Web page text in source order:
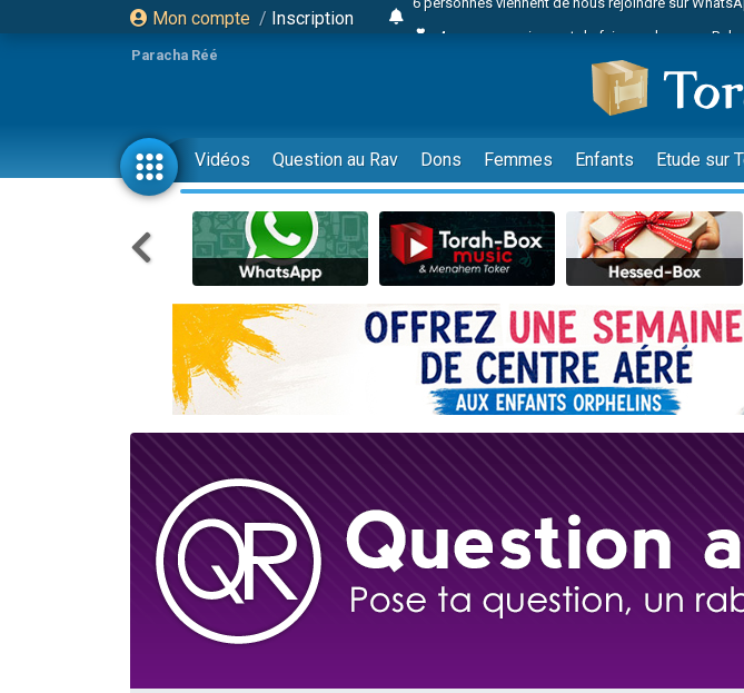
Mon compte / Inscription
4 personnes viennent de faire un don pour
17 personnes viennent de demander une
4 personnes viennent de nous rejoindre sur
Il reste 49 places pour étudier en groupe sur
23 personnes viennent de faire un don pour
Eva vient de donner son Maasser
4 personnes viennent de nous rejoindre sur
3 personnes viennent de nous rejoindre sur
3 personnes viennent de faire un don pour 5
Odaya vient de donner son Maasser
2 personnes viennent de nous rejoindre sur
13 personnes viennent de demander une
12 nouvelles musiques dans Torah-Box Music
30 personnes viennent de faire un don pour
Il reste 49 places pour étudier en groupe sur
3 personnes viennent de nous rejoindre sur
2 personnes viennent de nous rejoindre sur
2 nouvelles musiques dans Torah-Box Music
Paracha Réé
Vidéos Question au Rav Dons Femmes Enfants Etude sur